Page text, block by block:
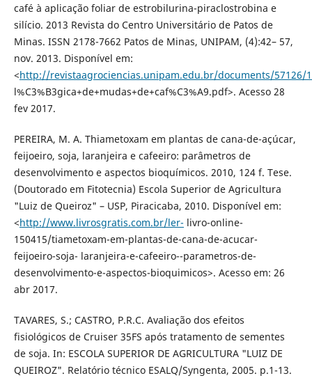
café à aplicação foliar de estrobilurina-piraclostrobina e
silício. 2013 Revista do Centro Universitário de Patos de
Minas. ISSN 2178-7662 Patos de Minas, UNIPAM, (4):42– 57,
nov. 2013. Disponível em:
<http://revistaagrociencias.unipam.edu.br/documents/57126/
l%C3%B3gica+de+mudas+de+caf%C3%A9.pdf>. Acesso 28
fev 2017.
PEREIRA, M. A. Thiametoxam em plantas de cana-de-açúcar,
feijoeiro, soja, laranjeira e cafeeiro: parâmetros de
desenvolvimento e aspectos bioquímicos. 2010, 124 f. Tese.
(Doutorado em Fitotecnia) Escola Superior de Agricultura
"Luiz de Queiroz" – USP, Piracicaba, 2010. Disponível em:
<http://www.livrosgratis.com.br/ler- livro-online-
150415/tiametoxam-em-plantas-de-cana-de-acucar-
feijoeiro-soja- laranjeira-e-cafeeiro--parametros-de-
desenvolvimento-e-aspectos-bioquimicos>. Acesso em: 26
abr 2017.
TAVARES, S.; CASTRO, P.R.C. Avaliação dos efeitos
fisiológicos de Cruiser 35FS após tratamento de sementes
de soja. In: ESCOLA SUPERIOR DE AGRICULTURA "LUIZ DE
QUEIROZ". Relatório técnico ESALQ/Syngenta, 2005. p.1-13.